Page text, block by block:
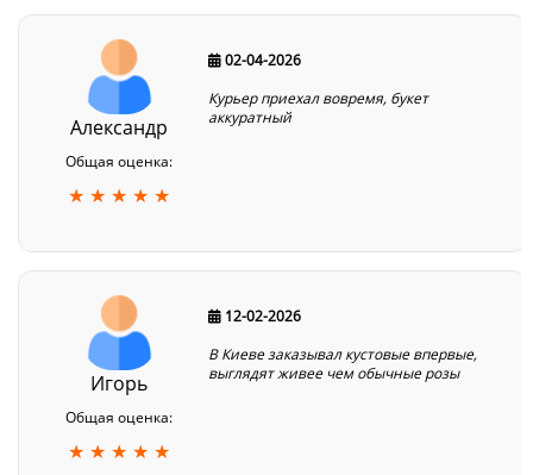
Александр
Общая оценка:
★ ★ ★ ★ ★
02-04-2026
Курьер приехал вовремя, букет
аккуратный
Игорь
Общая оценка:
★ ★ ★ ★ ★
12-02-2026
В Киеве заказывал кустовые впервые,
выглядят живее чем обычные розы